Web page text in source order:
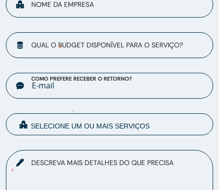
NOME DA EMPRESA
QUAL O BUDGET DISPONÍVEL PARA O SERVIÇO?
COMO PREFERE RECEBER O RETORNO?
DESCREVA MAIS DETALHES DO QUE PRECISA